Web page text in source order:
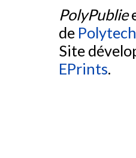
PolyPublie
de
Site
EPrints.